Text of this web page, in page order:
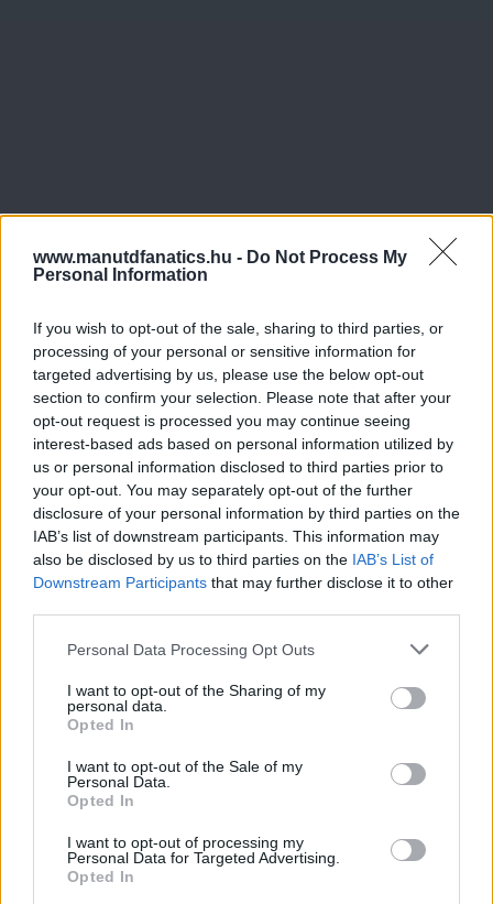
www.manutdfanatics.hu - Do Not Process My
Personal Information
If you wish to opt-out of the sale, sharing to third parties, or
processing of your personal or sensitive information for
targeted advertising by us, please use the below opt-out
section to confirm your selection. Please note that after your
opt-out request is processed you may continue seeing
interest-based ads based on personal information utilized by
us or personal information disclosed to third parties prior to
your opt-out. You may separately opt-out of the further
disclosure of your personal information by third parties on the
IAB’s list of downstream participants. This information may
also be disclosed by us to third parties on the IAB’s List of
Downstream Participants that may further disclose it to other
Please note that this website/app uses one or more Google
not limited to your visit or usage behaviour. You may click to
grant or deny consent to Google and its third-party tags to
use your data for below specified purposes in below Google
consent section.
Personal Data Processing Opt Outs
I want to opt-out of the Sharing of my
personal data.
Opted In
I want to opt-out of the Sale of my
Personal Data.
Opted In
I want to opt-out of processing my
Personal Data for Targeted Advertising.
Opted In